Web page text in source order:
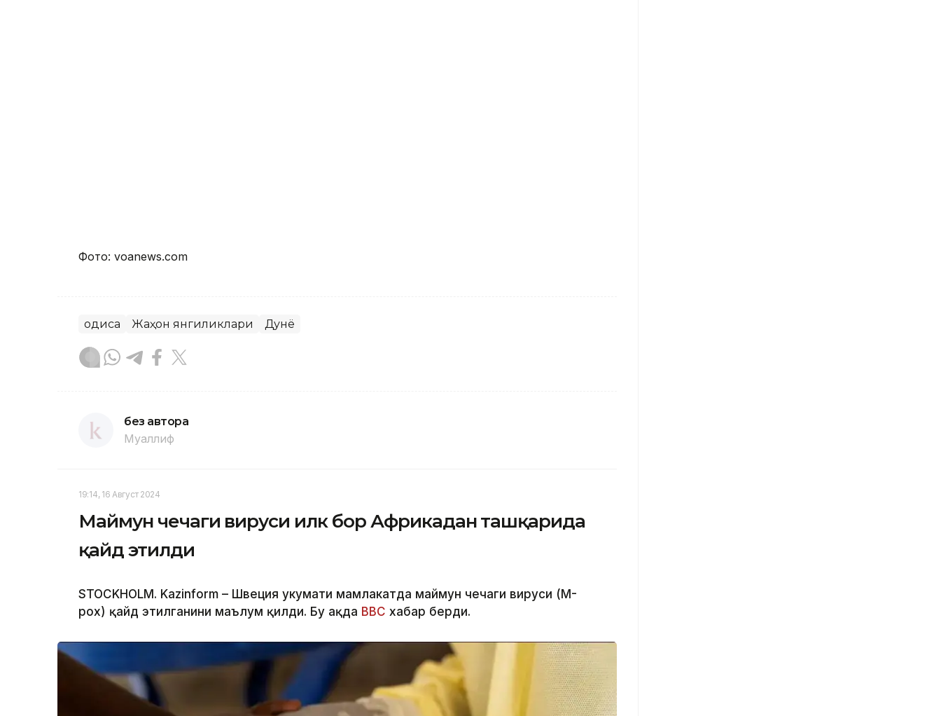
Фото: voanews.com
Ҳодиса Жаҳон янгиликлари Дунё
без автора
Муаллиф
19:14, 16 Август 2024
Маймун чечаги вируси илк бор Африкадан ташқарида
қайд этилди
STOCKHOLM. Kazinform – Швеция ҳукумати мамлакатда маймун чечаги вируси (M-
pox) қайд этилганини маълум қилди. Бу ҳақда BBC хабар берди.